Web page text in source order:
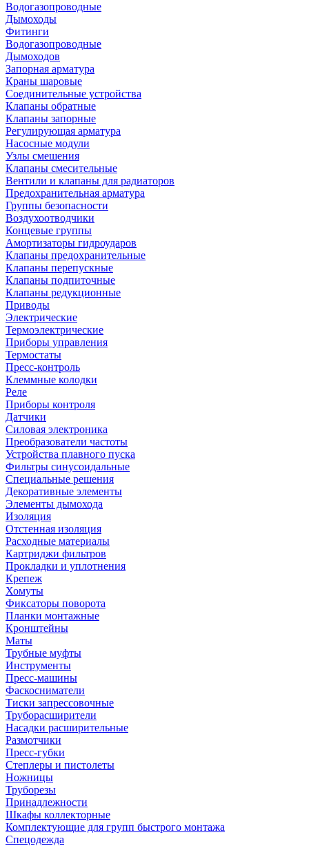
Водогазопроводные
Дымоходы
Фитинги
Водогазопроводные
Дымоходов
Запорная арматура
Краны шаровые
Соединительные устройства
Клапаны обратные
Клапаны запорные
Регулирующая арматура
Насосные модули
Узлы смешения
Клапаны смесительные
Вентили и клапаны для радиаторов
Предохранительная арматура
Группы безопасности
Воздухоотводчики
Концевые группы
Амортизаторы гидроударов
Клапаны предохранительные
Клапаны перепускные
Клапаны подпиточные
Клапаны редукционные
Приводы
Электрические
Термоэлектрические
Приборы управления
Термостаты
Пресс-контроль
Клеммные колодки
Реле
Приборы контроля
Датчики
Силовая электроника
Преобразователи частоты
Устройства плавного пуска
Фильтры синусоидальные
Специальные решения
Декоративные элементы
Элементы дымохода
Изоляция
Отстенная изоляция
Расходные материалы
Картриджи фильтров
Прокладки и уплотнения
Крепеж
Хомуты
Фиксаторы поворота
Планки монтажные
Кронштейны
Маты
Трубные муфты
Инструменты
Пресс-машины
Фаскосниматели
Тиски запрессовочные
Труборасширители
Насадки расширительные
Размотчики
Пресс-губки
Степлеры и пистолеты
Ножницы
Труборезы
Принадлежности
Шкафы коллекторные
Комплектующие для групп быстрого монтажа
Спецодежда